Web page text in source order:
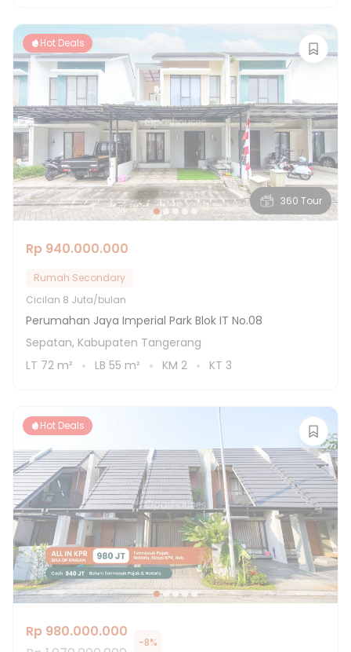
360 Tour
Hot Deals
Rp 940.000.000
Rumah Secondary
Cicilan 8 Juta/bulan
Perumahan Jaya Imperial Park Blok IT No.08
Sepatan, Kabupaten Tangerang
LT 72 m² LB 55 m² KM 2 KT 3
Hot Deals
Rp 980.000.000
-8%